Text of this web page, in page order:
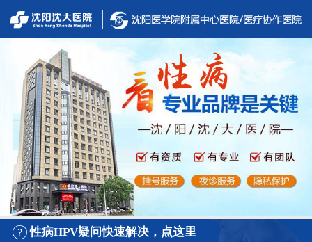
性病HPV疑问快速解决，点这里